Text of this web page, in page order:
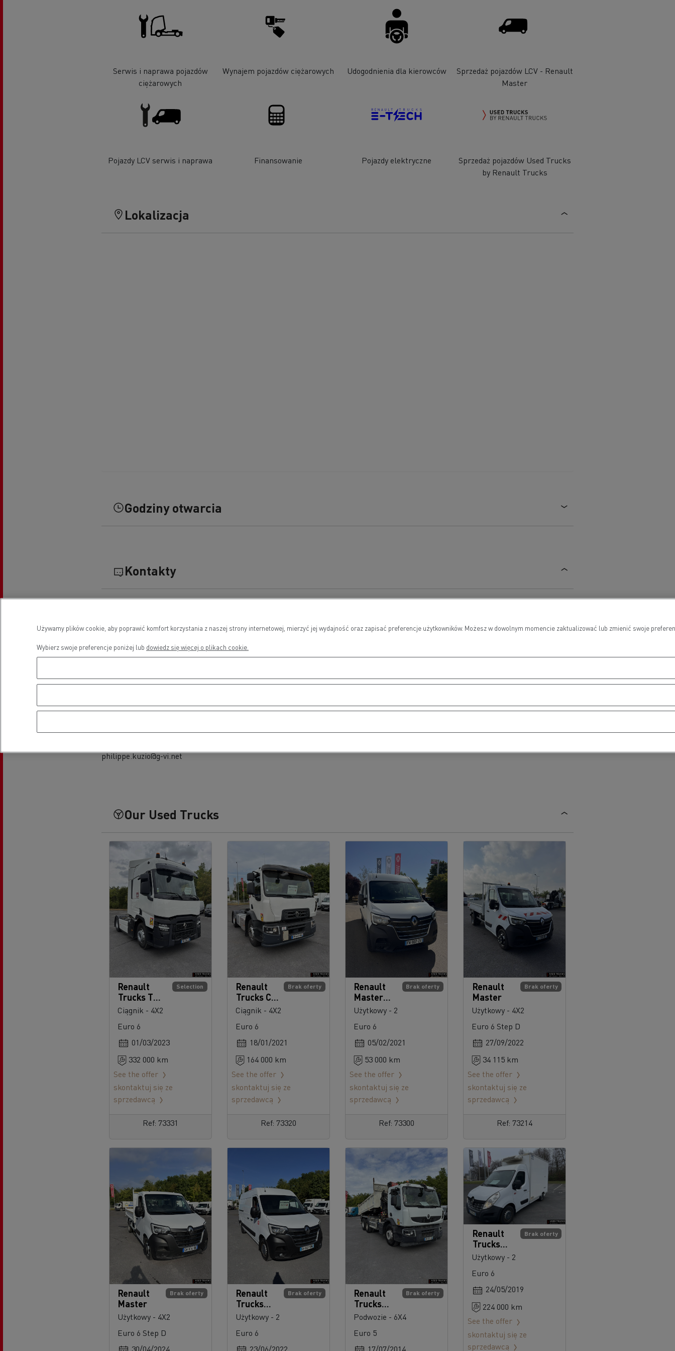
Serwis i naprawa pojazdów
ciężarowych
Wynajem pojazdów ciężarowych Udogodnienia dla kierowców
Sprzedaż pojazdów LCV - Renault
Master
Pojazdy LCV serwis i naprawa Finansowanie Pojazdy elektryczne
Sprzedaż pojazdów Used Trucks
by Renault Trucks
Lokalizacja
Godziny otwarcia
Kontakty
Manager serwisu
Bernard BACQUET
bernard.bacquet@coquide.com
Sprzedaż pojazdów nowych
Maxime JONNERY
Usługi serwisowe
Philippe RICHARD
Części zamienne
Philippe KUZIO
philippe.kuzio@g-vi.net
Our Used Trucks
Selection
Renault
Trucks T
480
Ciągnik - 4X2
Euro 6
01/03/2023
332 000 km
See the offer
skontaktuj się ze
sprzedawcą
Ref: 73331
Brak oferty
Renault
Trucks C
cab 2.3
430
Ciągnik - 4X2
Euro 6
18/01/2021
164 000 km
See the offer
skontaktuj się ze
sprzedawcą
Ref: 73320
Brak oferty
Renault
Master
135
Użytkowy - 2
Euro 6
05/02/2021
53 000 km
See the offer
skontaktuj się ze
sprzedawcą
Ref: 73300
Brak oferty
Renault
Master
Użytkowy - 4X2
Euro 6 Step D
27/09/2022
34 115 km
See the offer
skontaktuj się ze
sprzedawcą
Ref: 73214
Brak oferty
Renault
Master
Użytkowy - 4X2
Euro 6 Step D
30/04/2024
Brak oferty
Renault
Trucks
Master
150
Użytkowy - 2
Euro 6
23/06/2022
Brak oferty
Renault
Trucks
Premium
Podwozie - 6X4
Euro 5
17/07/2014
Brak oferty
Renault
Trucks
Master
170
Użytkowy - 2
Euro 6
24/05/2019
224 000 km
See the offer
skontaktuj się ze
sprzedawcą
Używamy plików cookie, aby poprawić komfort korzystania z naszej strony internetowej, mierzyć jej wydajność oraz zapisać preferencje użytkowników. Możesz w dowolnym momencie zaktualizować lub zmienić swoje
Wybierz swoje preferencje poniżej lub dowiedz się więcej o plikach cookie.